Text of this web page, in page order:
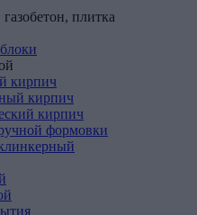
плитка
блоки
кирпич
кирпич
кирпич
формовки